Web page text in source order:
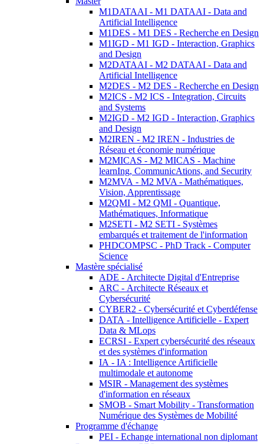
M1DATAAI - M1 DATAAI - Data and
Artificial Intelligence
M1DES - M1 DES - Recherche en Design
M1IGD - M1 IGD - Interaction, Graphics
and Design
M2DATAAI - M2 DATAAI - Data and
Artificial Intelligence
M2DES - M2 DES - Recherche en Design
M2ICS - M2 ICS - Integration, Circuits
and Systems
M2IGD - M2 IGD - Interaction, Graphics
and Design
M2IREN - M2 IREN - Industries de
Réseau et économie numérique
M2MICAS - M2 MICAS - Machine
learnIng, CommunicAtions, and Security
M2MVA - M2 MVA - Mathématiques,
Vision, Apprentissage
M2QMI - M2 QMI - Quantique,
Mathématiques, Informatique
M2SETI - M2 SETI - Systèmes
embarqués et traitement de l'information
PHDCOMPSC - PhD Track - Computer
Science
Mastère spécialisé
ADE - Architecte Digital d'Entreprise
ARC - Architecte Réseaux et
Cybersécurité
CYBER2 - Cybersécurité et Cyberdéfense
DATA - Intelligence Artificielle - Expert
Data & MLops
ECRSI - Expert cybersécurité des réseaux
et des systèmes d'information
IA - IA : Intelligence Artificielle
multimodale et autonome
MSIR - Management des systèmes
d'information en réseaux
SMOB - Smart Mobility - Transformation
Numérique des Systèmes de Mobilité
Programme d'échange
PEI - Echange international non diplomant